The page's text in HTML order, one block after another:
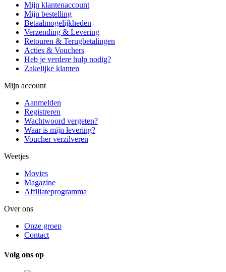
Mijn klantenaccount
Mijn bestelling
Betaalmogelijkheden
Verzending & Levering
Retouren & Terugbetalingen
Acties & Vouchers
Heb je verdere hulp nodig?
Zakelijke klanten
Mijn account
Aanmelden
Registreren
Wachtwoord vergeten?
Waar is mijn levering?
Voucher verzilveren
Weetjes
Movies
Magazine
Affiliateprogramma
Over ons
Onze groep
Contact
Volg ons op